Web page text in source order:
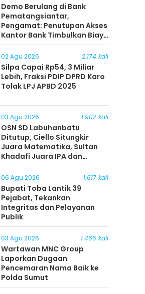
Demo Berulang di Bank
Pematangsiantar,
Pengamat: Penutupan Akses
Kantor Bank Timbulkan Biaya
Ekonomi bagi Masyarakat
02 Agu 2026 2.174 kali
Silpa Capai Rp54, 3 Miliar
Lebih, Fraksi PDIP DPRD Karo
Tolak LPJ APBD 2025
03 Agu 2026 1.902 kali
OSN SD Labuhanbatu
Ditutup, Ciello Situngkir
Juara Matematika, Sultan
Khadafi Juara IPA dan
Timothy Rangkuti Juara IPS
06 Agu 2026 1.617 kali
Bupati Toba Lantik 39
Pejabat, Tekankan
Integritas dan Pelayanan
Publik
03 Agu 2026 1.465 kali
Wartawan MNC Group
Laporkan Dugaan
Pencemaran Nama Baik ke
Polda Sumut